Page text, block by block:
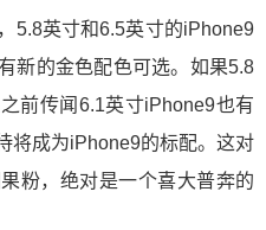
5.8英寸和6.5英寸的iPhone9
新的金色配色可选。如果5.8
前传闻6.1英寸iPhone9也有
将成为iPhone9的标配。这对
粉，绝对是一个喜大普奔的